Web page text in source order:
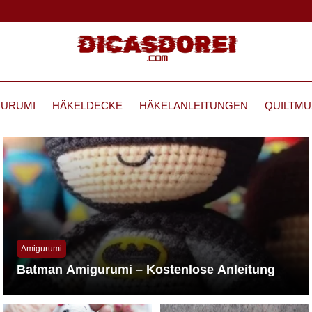
HÄKELDECKE HÄKELANLEITUNGEN
Amigurumi
Batman Amigurumi – Kostenlose Anleitung